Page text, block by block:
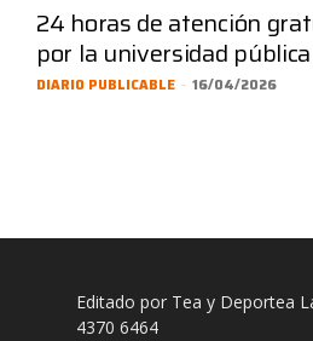
24 horas de atención
por la universidad pública
DIARIO PUBLICABLE - 16/04/2026
Editado por Tea y Deportea
4370 6464